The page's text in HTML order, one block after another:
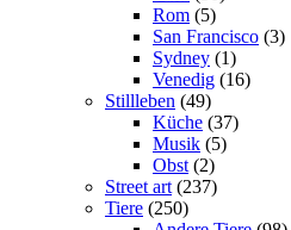
Rom (5)
San Francisco (3)
Sydney (1)
Venedig (16)
Stillleben (49)
Küche (37)
Musik (5)
Obst (2)
Street art (237)
Tiere (250)